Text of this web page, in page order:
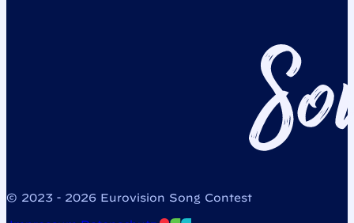
© 2023 - 2026 Eurovision Song Contest